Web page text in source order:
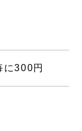
に300円